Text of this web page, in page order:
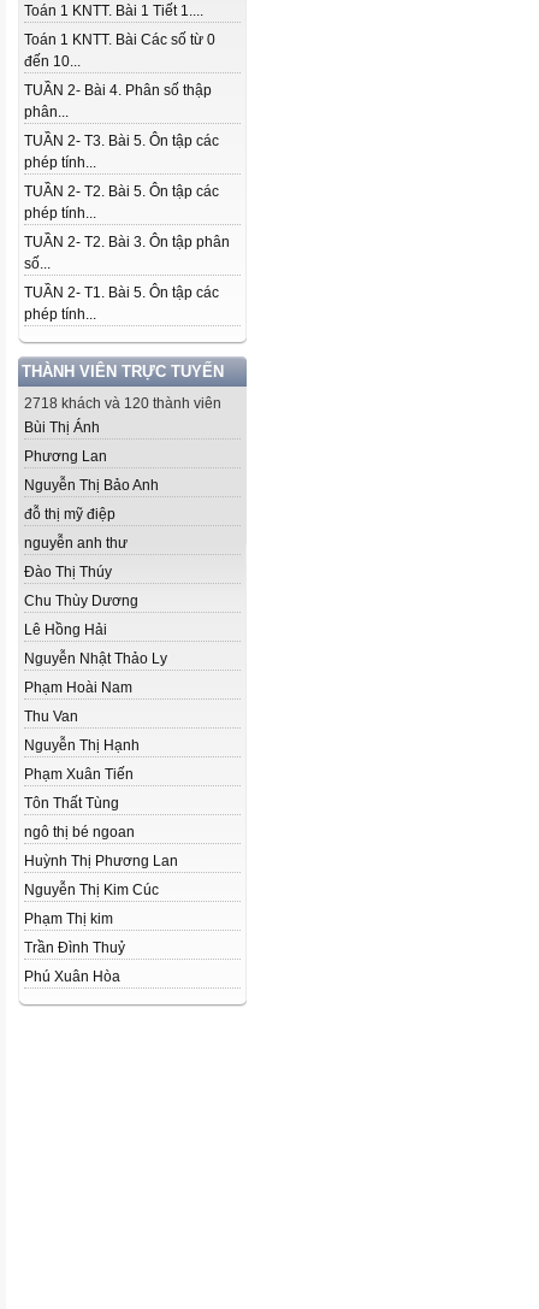
Toán 1 KNTT. Bài 1 Tiết 1....
Toán 1 KNTT. Bài Các số từ 0
đến 10...
TUẦN 2- Bài 4. Phân số thập
phân...
TUẦN 2- T3. Bài 5. Ôn tập các
phép tính...
TUẦN 2- T2. Bài 5. Ôn tập các
phép tính...
TUẦN 2- T2. Bài 3. Ôn tập phân
số...
TUẦN 2- T1. Bài 5. Ôn tập các
phép tính...
THÀNH VIÊN TRỰC TUYẾN
2718 khách và 120 thành viên
Bùi Thị Ánh
Phương Lan
Nguyễn Thị Bảo Anh
đỗ thị mỹ điệp
nguyễn anh thư
Đào Thị Thúy
Chu Thùy Dương
Lê Hồng Hải
Nguyễn Nhật Thảo Ly
Phạm Hoài Nam
Thu Van
Nguyễn Thị Hạnh
Phạm Xuân Tiến
Tôn Thất Tùng
ngô thị bé ngoan
Huỳnh Thị Phương Lan
Nguyễn Thị Kim Cúc
Phạm Thị kim
Trần Đình Thuỷ
Phú Xuân Hòa